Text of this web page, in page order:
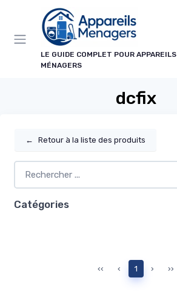
LE GUIDE COMPLET POUR APPAREILS
MÉNAGERS
dcfix
← Retour à la liste des produits
Catégories
‹‹ ‹ 1 › ››
Panneau de gestion des cookies